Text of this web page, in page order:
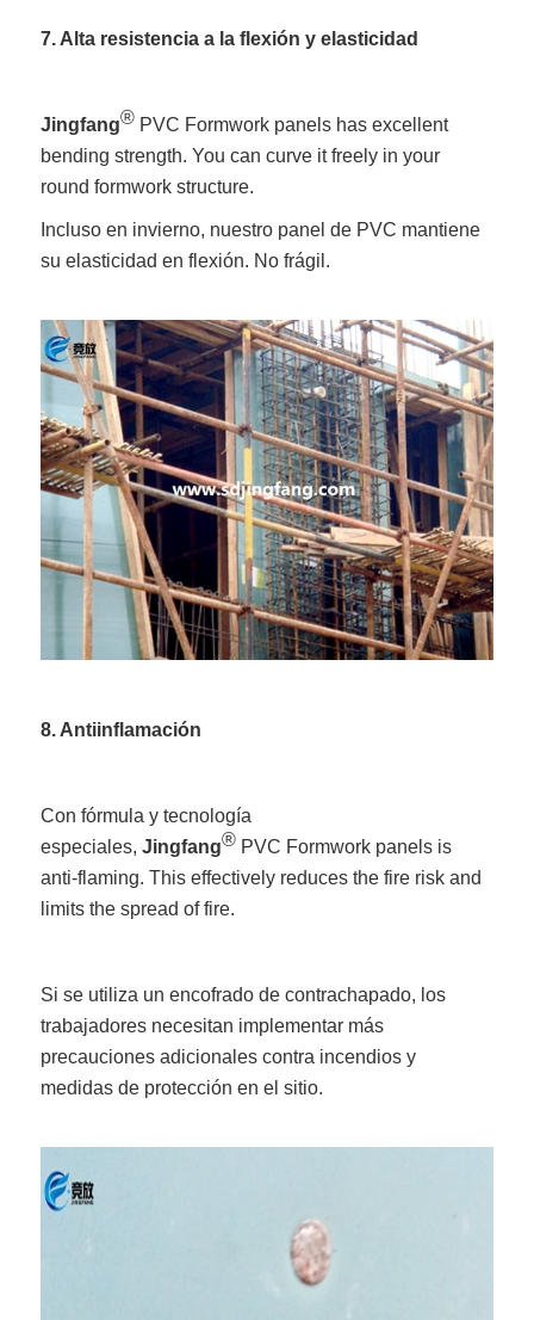
7. Alta resistencia a la flexión y elasticidad
Jingfang® PVC Formwork panels has excellent
bending strength. You can curve it freely in your
round formwork structure.
Incluso en invierno, nuestro panel de PVC mantiene
su elasticidad en flexión. No frágil.
8. Antiinflamación
Con fórmula y tecnología
especiales,Jingfang® PVC Formwork panels is
anti-flaming. This effectively reduces the fire risk and
limits the spread of fire.
Si se utiliza un encofrado de contrachapado, los
trabajadores necesitan implementar más
precauciones adicionales contra incendios y
medidas de protección en el sitio.